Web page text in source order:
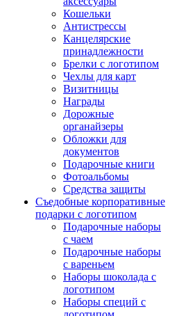
Кошельки
Антистрессы
Канцелярские
принадлежности
Брелки с логотипом
Чехлы для карт
Визитницы
Награды
Дорожные
органайзеры
Обложки для
документов
Подарочные книги
Фотоальбомы
Средства защиты
Съедобные корпоративные
подарки с логотипом
Подарочные наборы
с чаем
Подарочные наборы
с вареньем
Наборы шоколада с
логотипом
Наборы специй с